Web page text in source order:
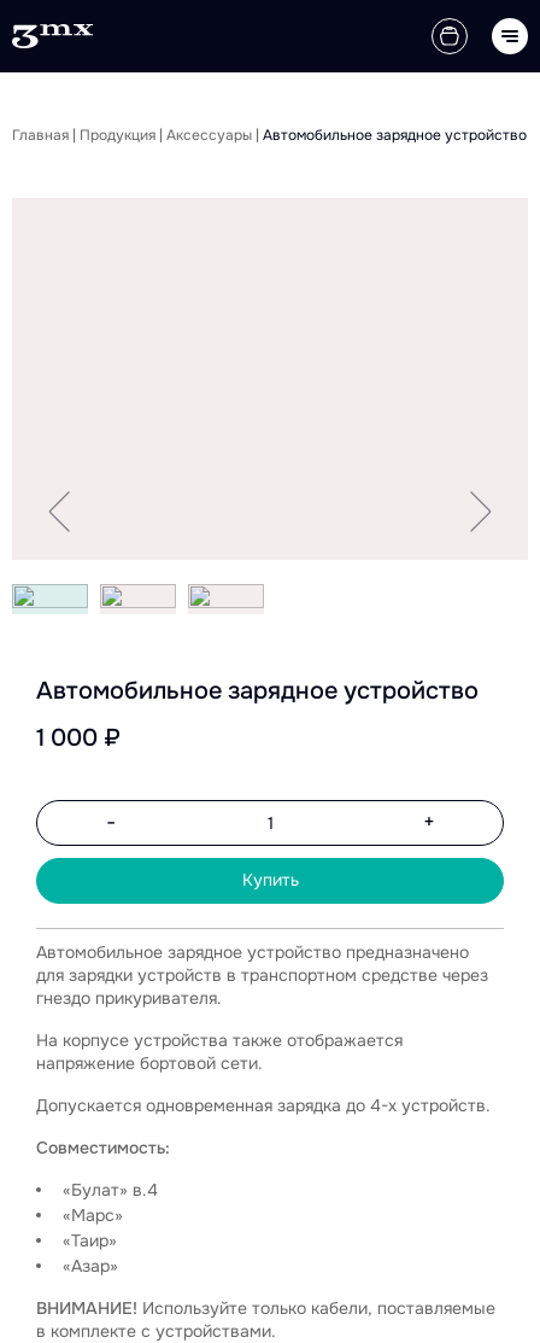
Главная | Продукция | Аксессуары | Автомобильное зарядное устройство
Автомобильное зарядное устройство
1 000 ₽
- +
Купить
Автомобильное зарядное устройство предназначено
для зарядки устройств в транспортном средстве через
гнездо прикуривателя.
На корпусе устройства также отображается
напряжение бортовой сети.
Допускается одновременная зарядка до 4-х устройств.
Совместимость:
«Булат» в.4
«Марс»
«Таир»
«Азар»
ВНИМАНИЕ! Используйте только кабели, поставляемые
в комплекте с устройствами.